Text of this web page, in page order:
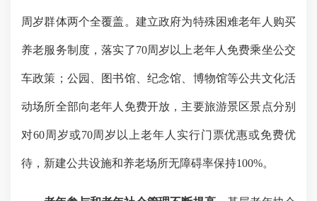
周岁群体两个全覆盖。建立政府为特殊困难老年人购买
养老服务制度，落实了70周岁以上老年人免费乘坐公交
车政策；公园、图书馆、纪念馆、博物馆等公共文化活
动场所全部向老年人免费开放，主要旅游景区景点分别
对60周岁或70周岁以上老年人实行门票优惠或免费优
待，新建公共设施和养老场所无障碍率保持100%。